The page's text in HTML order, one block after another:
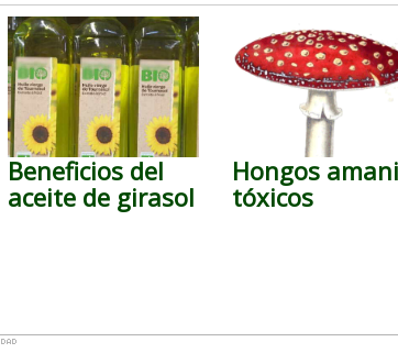
Beneficios del
aceite de girasol
Hongos
tóxicos